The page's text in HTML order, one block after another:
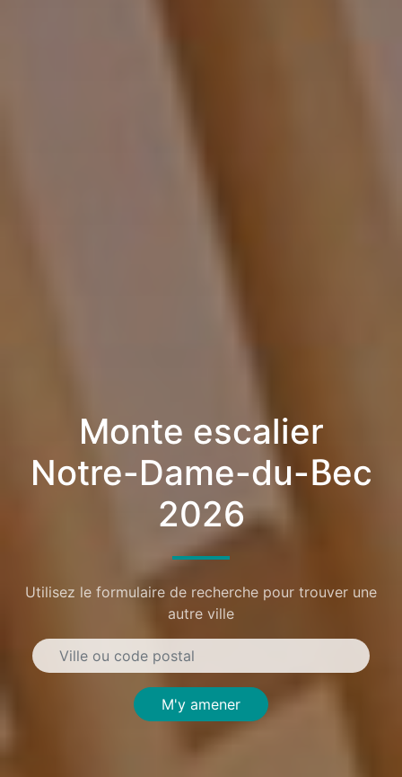
Monte escalier
Notre-Dame-du-Bec
2026
Utilisez le formulaire de recherche pour trouver une
autre ville
M'y amener